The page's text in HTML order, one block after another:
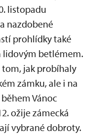
listopadu
nazdobené
prohlídky také
lidovým betlémem.
jak probíhaly
zámku, ale i na
Vánoc
ožije zámecká
vybrané dobroty.